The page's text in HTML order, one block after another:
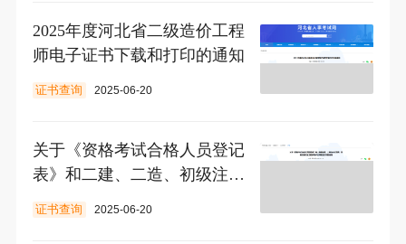
2025年度河北省二级造价工程
师电子证书下载和打印的通知
证书查询 2025-06-20
关于《资格考试合格人员登记
表》和二建、二造、初级注安
电子证书规范打印的说明
证书查询 2025-06-20